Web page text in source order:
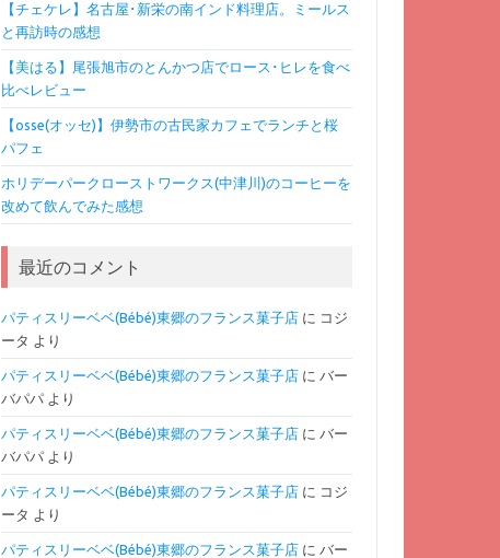
【チェケレ】名古屋･新栄の南インド料理店。ミールス
と再訪時の感想
【美はる】尾張旭市のとんかつ店でロース･ヒレを食べ
比べレビュー
【osse(オッセ)】伊勢市の古民家カフェでランチと桜
パフェ
ホリデーパークローストワークス(中津川)のコーヒーを
改めて飲んでみた感想
最近のコメント
パティスリーベベ(Bébé)東郷のフランス菓子店に コジ
ータ より
パティスリーベベ(Bébé)東郷のフランス菓子店に バー
バパパより
パティスリーベベ(Bébé)東郷のフランス菓子店に バー
バパパより
パティスリーベベ(Bébé)東郷のフランス菓子店に コジ
ータ より
パティスリーベベ(Bébé)東郷のフランス菓子店に バー